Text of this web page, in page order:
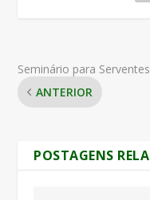
Seminário para Serventes
ANTERIOR
POSTAGENS